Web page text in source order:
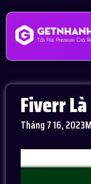
Fiverr
Tháng 7 16, 2023